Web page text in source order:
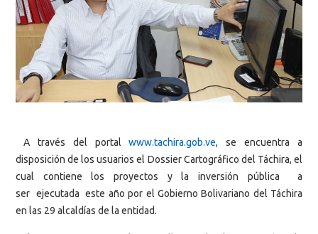
A través del portalwww.tachira.gob.ve, se encuentra a
disposición de los usuarios el Dossier Cartográfico del Táchira, el
cual contiene los proyectos y la inversión pública a
ser ejecutada este año por el Gobierno Bolivariano del Táchira
en las 29 alcaldías de la entidad.